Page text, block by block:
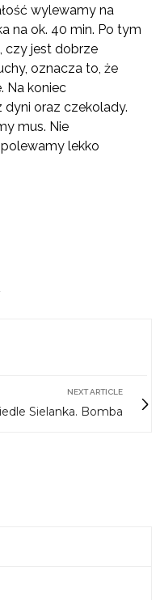
wylewamy na
na ok. 40 min. Po tym
czy jest dobrze
oznacza to, że
Na koniec
oraz czekolady.
mus. Nie
lekko
NEXT ARTICLE
Sielanka. Bomba